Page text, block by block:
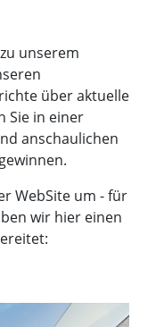
unserem
über aktuelle
Sie in einer
anschaulichen
WebSite um - für
wir hier einen